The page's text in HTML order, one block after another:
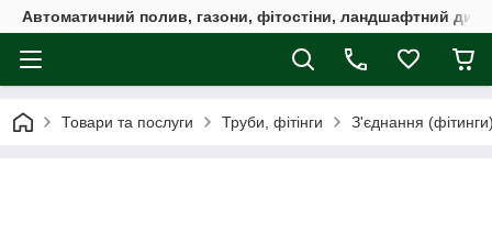
Автоматичний полив, газони, фітостіни, ландшафтний
Товари та послуги Труби, фітінги З'єднання